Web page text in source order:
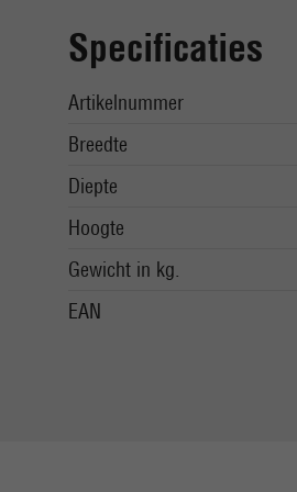
Specificaties
Artikelnummer
Breedte
Diepte
Hoogte
Gewicht in kg.
EAN